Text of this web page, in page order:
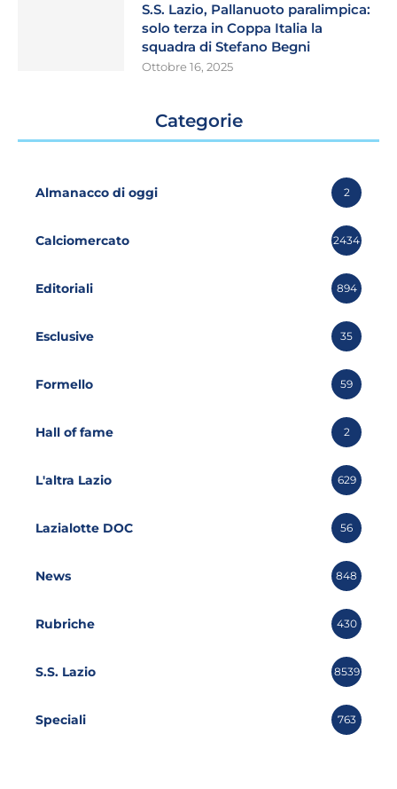
S.S. Lazio, Pallanuoto paralimpica:
solo terza in Coppa Italia la
squadra di Stefano Begni
Ottobre 16, 2025
Categorie
Almanacco di oggi 2
Calciomercato 2434
Editoriali 894
Esclusive 35
Formello 59
Hall of fame 2
L'altra Lazio 629
Lazialotte DOC 56
News 848
Rubriche 430
S.S. Lazio 8539
Speciali 763